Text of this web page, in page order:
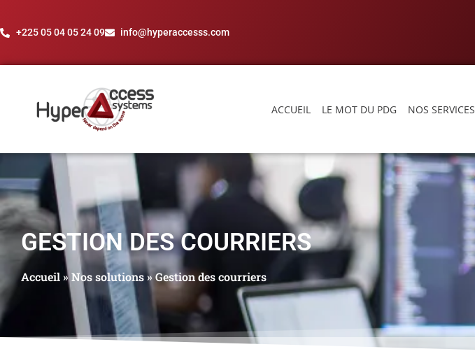
+225 05 04 05 24 09 info@hyperaccesss.com
ACCUEIL LE MOT DU PDG NOS SERVICES
GESTION DES COURRIERS
Accueil»Nos solutions»Gestion des courriers